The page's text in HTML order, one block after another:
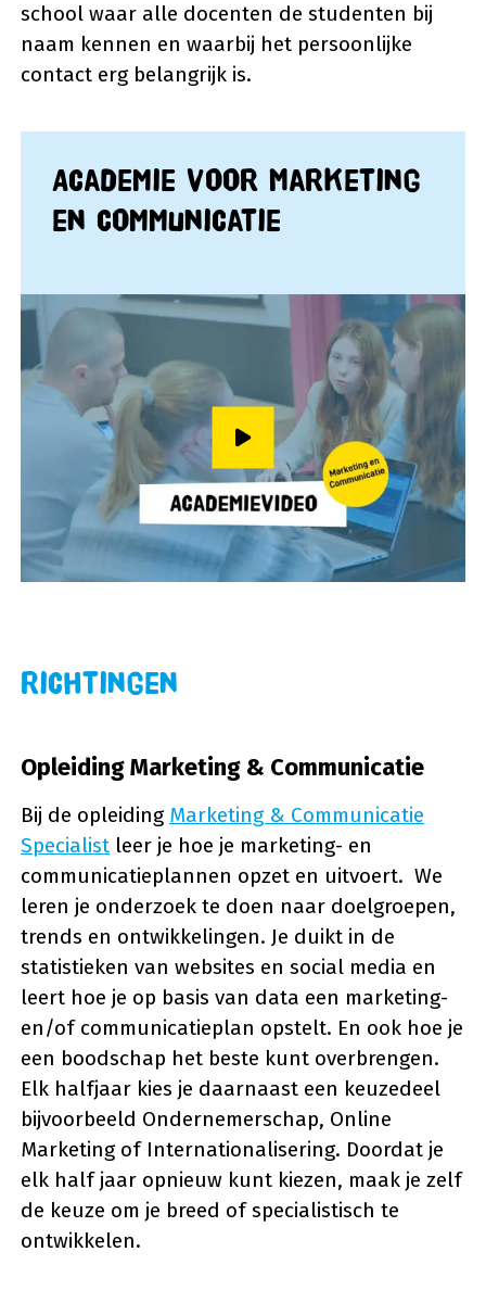
school waar alle docenten de studenten bij
naam kennen en waarbij het persoonlijke
contact erg belangrijk is.
Academie voor Marketing
en Communicatie
Speel video af
Richtingen
Opleiding Marketing & Communicatie
Bij de opleiding Marketing & Communicatie
Specialist leer je hoe je marketing- en
communicatieplannen opzet en uitvoert. We
leren je onderzoek te doen naar doelgroepen,
trends en ontwikkelingen. Je duikt in de
statistieken van websites en social media en
leert hoe je op basis van data een marketing-
en/of communicatieplan opstelt. En ook hoe je
een boodschap het beste kunt overbrengen.
Elk halfjaar kies je daarnaast een keuzedeel
bijvoorbeeld Ondernemerschap, Online
Marketing of Internationalisering. Doordat je
elk half jaar opnieuw kunt kiezen, maak je zelf
de keuze om je breed of specialistisch te
ontwikkelen.